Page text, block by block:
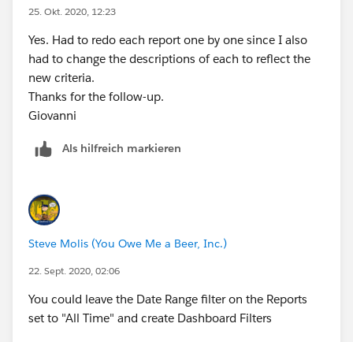
25. Okt. 2020, 12:23
Yes. Had to redo each report one by one since I also
had to change the descriptions of each to reflect the
new criteria.
Thanks for the follow-up.
Giovanni
Als hilfreich markieren
Steve Molis (You Owe Me a Beer, Inc.)
22. Sept. 2020, 02:06
You could leave the Date Range filter on the Reports
set to "All Time" and create Dashboard Filters